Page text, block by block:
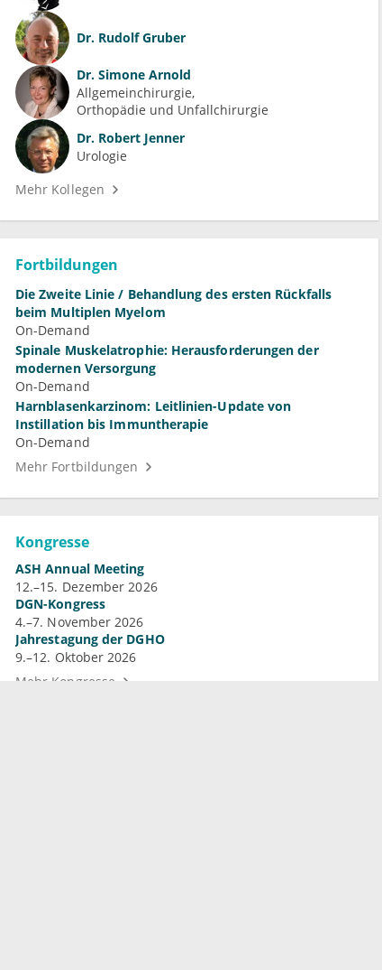
Dr. Rudolf Gruber
Dr. Simone Arnold
Allgemeinchirurgie
Orthopädie und Unfallchirurgie
Dr. Robert Jenner
Urologie
Mehr Kollegen
Fortbildungen
Die Zweite Linie / Behandlung des ersten Rückfalls
beim Multiplen Myelom
On-Demand
Spinale Muskelatrophie: Herausforderungen der
modernen Versorgung
On-Demand
Harnblasenkarzinom: Leitlinien-Update von
Instillation bis Immuntherapie
On-Demand
Mehr Fortbildungen
Kongresse
ASH Annual Meeting
12.–15. Dezember 2026
DGN-Kongress
4.–7. November 2026
Jahrestagung der DGHO
9.–12. Oktober 2026
Mehr Kongresse